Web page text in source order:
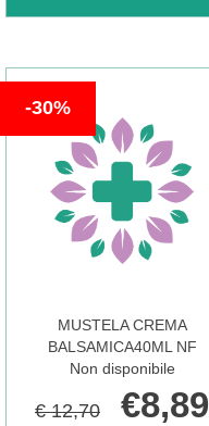
DISTRICANTE AL
CARRELLO
MUSTELA CREMA
BALSAMICA40ML NF
Non disponibile
30%
€ 12,70 €8,89